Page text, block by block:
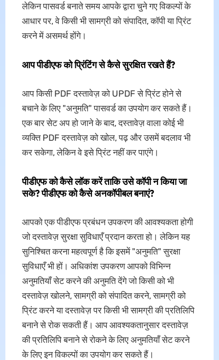
लेकिन पासवर्ड बनाते समय आपके द्वारा चुने गए विकल्पों के
आधार पर, वे किसी भी सामग्री को संपादित, कॉपी या प्रिंट
करने में असमर्थ होंगे।
आप पीडीएफ को प्रिंटिंग से कैसे सुरक्षित रखते हैं?
आप किसी PDF दस्तावेज़ को UPDF से प्रिंट होने से
बचाने के लिए "अनुमति" पासवर्ड का उपयोग कर सकते हैं।
एक बार सेट अप हो जाने के बाद, दस्तावेज़ वाला कोई भी
व्यक्ति PDF दस्तावेज़ को खोल, पढ़ और उसमें बदलाव भी
कर सकेगा, लेकिन वे इसे प्रिंट नहीं कर पाएंगे।
पीडीएफ को कैसे लॉक करें ताकि उसे कॉपी न किया जा
सके? पीडीएफ को कैसे अनकॉपीबल बनाएं?
आपको एक पीडीएफ प्रबंधन उपकरण की आवश्यकता होगी
जो दस्तावेज़ सुरक्षा सुविधाएँ प्रदान करता हो। लेकिन यह
सुनिश्चित करना महत्वपूर्ण है कि इसमें "अनुमति" सुरक्षा
सुविधाएँ भी हों। अधिकांश उपकरण आपको विभिन्न
अनुमतियाँ सेट करने की अनुमति देंगे जो किसी को भी
दस्तावेज़ खोलने, सामग्री को संपादित करने, सामग्री को
प्रिंट करने या दस्तावेज़ पर किसी भी सामग्री की प्रतिलिपि
बनाने से रोक सकती हैं। आप आवश्यकतानुसार दस्तावेज़
की प्रतिलिपि बनाने से रोकने के लिए अनुमतियाँ सेट करने
के लिए इन विकल्पों का उपयोग कर सकते हैं।